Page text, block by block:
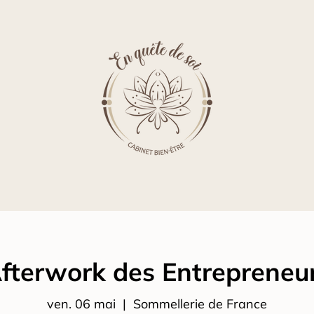
des
ven. 06 mai
  |
Sommellerie de France